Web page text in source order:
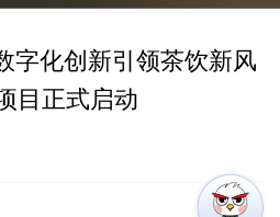
字化创新引领茶饮新风
目正式启动